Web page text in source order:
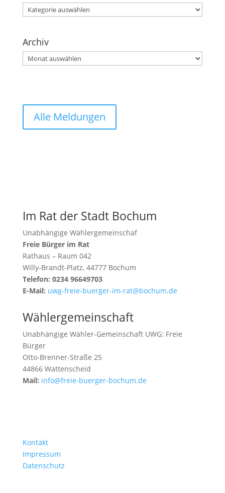
Kategorien
Archiv
Archiv
Alle Meldungen
Im Rat der Stadt Bochum
Unabhängige Wählergemeinschaf
Freie Bürger im Rat
Rathaus – Raum 042
Willy-Brandt-Platz, 44777 Bochum
Telefon: 0234 96649703
E-Mail: uwg-freie-buerger-im-rat@bochum.de
Wählergemeinschaft
Unabhängige Wähler-Gemeinschaft UWG: Freie
Bürger
Otto-Brenner-Straße 25
44866 Wattenscheid
Mail: info@freie-buerger-bochum.de
Kontakt
Impressum
Datenschutz